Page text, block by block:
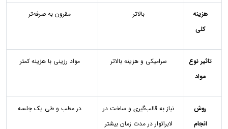
هزینه
کلی
بالاتر مقرون به صرفه‌تر
تاثیر نوع
مواد
سرامیکی و هزینه بالاتر مواد رزینی با هزینه کمتر
روش
انجام
نیاز به قالب‌گیری و ساخت در
لابراتوار در مدت زمان بیشتر
در مطب و طی یک جلسه